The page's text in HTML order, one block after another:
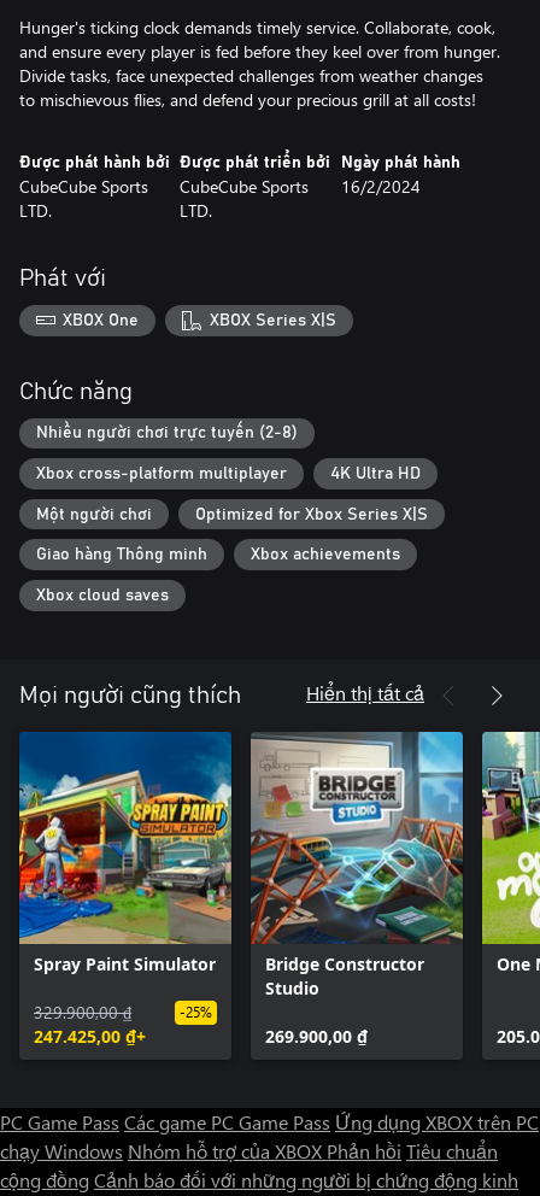
Hunger's ticking clock demands timely service. Collaborate, cook,
and ensure every player is fed before they keel over from hunger.
Divide tasks, face unexpected challenges from weather changes
to mischievous flies, and defend your precious grill at all costs!
Được phát hành bởi
CubeCube Sports
LTD.
Được phát triển bởi
CubeCube Sports
LTD.
Ngày phát hành
16/2/2024
Phát với
XBOX One XBOX Series X|S
Chức năng
Nhiều người chơi trực tuyến (2-8)
Xbox cross-platform multiplayer 4K Ultra HD
Một người chơi Optimized for Xbox Series X|S
Giao hàng Thông minh Xbox achievements
Xbox cloud saves
Mọi người cũng thích Hiển thị tất cả
Spray Paint Simulator
329.900,00 ₫
247.425,00 ₫+
-25%
Bridge Constructor
Studio
269.900,00 ₫
One
PC Game Pass Các game PC Game Pass Ứng dụng XBOX trên PC
chạy Windows Nhóm hỗ trợ của XBOX Phản hồi Tiêu chuẩn
cộng đồng Cảnh báo đối với những người bị chứng động kinh